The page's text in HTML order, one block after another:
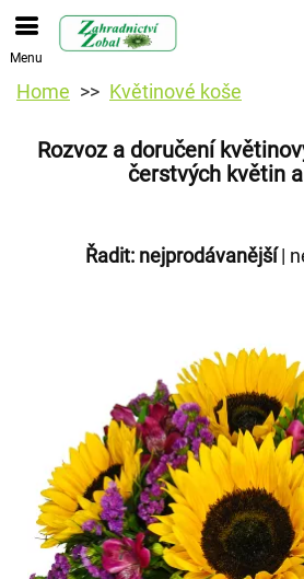
Menu
Home Květinové koše
Rozvoz a doručení
čerstvých květin
Řadit: nejprodávanější|